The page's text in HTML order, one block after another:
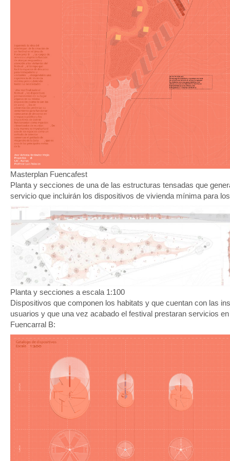
Masterplan Fuencafest
Planta y secciones de una de las estructuras tensadas que
servicio que incluirán los dispositivos de vivienda mínima para
Planta y secciones a escala 1:100
Dispositivos que componen los habitats y que cuentan con las
usuarios y que una vez acabado el festival prestaran servicios
Fuencarral B: